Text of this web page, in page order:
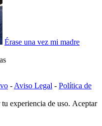
Érase una vez mi madre
- Aviso Legal - Política de
experiencia de uso. Aceptar